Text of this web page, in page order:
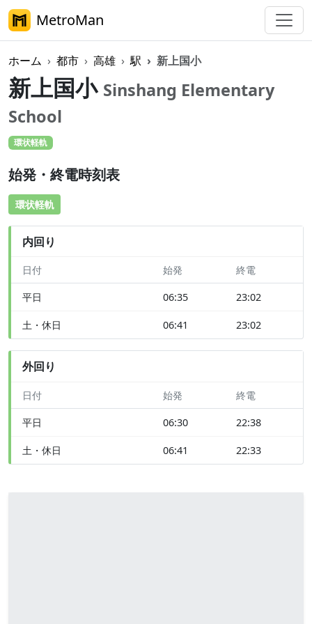
MetroMan
ホーム 都市 高雄 駅 新上国小
新上国小 Sinshang Elementary
School
環状軽軌
始発・終電時刻表
環状軽軌
内回り
日付 始発 終電
平日 06:35 23:02
土・休日 06:41 23:02
外回り
日付 始発 終電
平日 06:30 22:38
土・休日 06:41 22:33